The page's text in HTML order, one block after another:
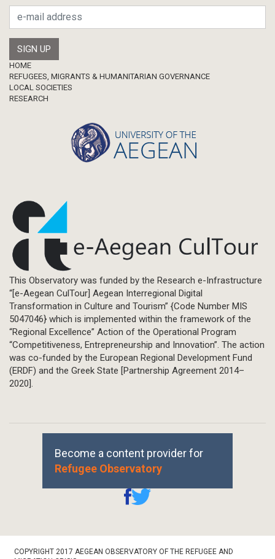
Footer
HOME
REFUGEES, MIGRANTS & HUMANITARIAN GOVERNANCE
LOCAL SOCIETIES
RESEARCH
This Observatory was funded by the Research e-Infrastructure
“[e-Aegean CulTour] Aegean Interregional Digital
Transformation in Culture and Tourism” {Code Number MIS
5047046} which is implemented within the framework of the
“Regional Excellence” Action of the Operational Program
“Competitiveness, Entrepreneurship and Innovation”. The action
was co-funded by the European Regional Development Fund
(ERDF) and the Greek State [Partnership Agreement 2014–
2020].
Become a content provider for
Refugee Observatory
Bottom
COPYRIGHT 2017 AEGEAN OBSERVATORY OF THE REFUGEE AND